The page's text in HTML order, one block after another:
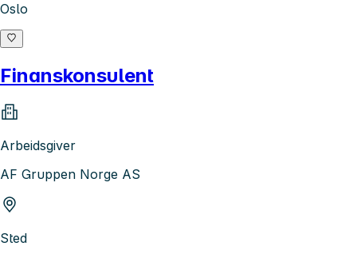
Oslo
Finanskonsulent
Arbeidsgiver
AF Gruppen Norge AS
Sted